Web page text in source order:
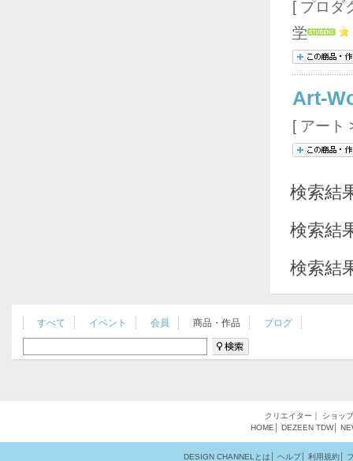
[ プロダ
学
Art-
[ アート
検索結
検索結
検索結
すべて イベント 会員 商品・作品 ブログ
クリエイター ｜ ショップ
HOME
DEZEEN TDW│
DESIGN CHANNELとは ヘルプ│ 利用規約│